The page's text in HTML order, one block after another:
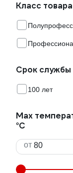
Класс товара
Срок службы
100 лет
Max
°С
от